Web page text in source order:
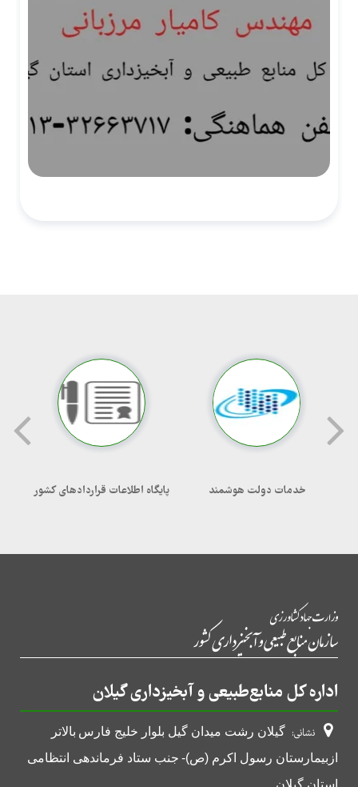
خدمات دولت هوشمند پایگاه اطلاعات قراردادهای کشور
اداره کل منابع‌طبیعی و آبخیزداری گیلان
نشانی: گیلان رشت میدان گیل بلوار خلیج فارس بالاتر
از بیمارستان رسول اکرم (ص)- جنب ستاد فرماندهی انتظامی